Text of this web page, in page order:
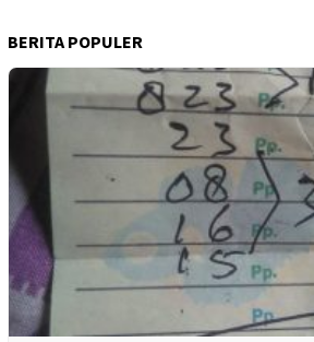
BERITA POPULER